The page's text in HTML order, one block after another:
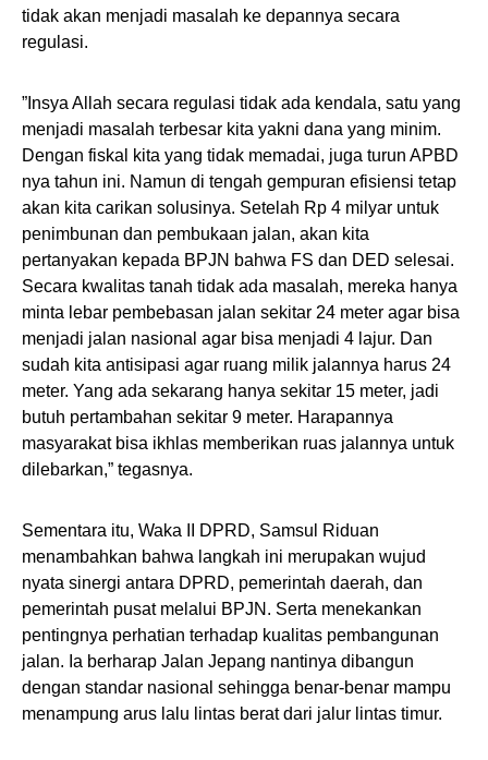
tidak akan menjadi masalah ke depannya secara
regulasi.
”Insya Allah secara regulasi tidak ada kendala, satu yang
menjadi masalah terbesar kita yakni dana yang minim.
Dengan fiskal kita yang tidak memadai, juga turun APBD
nya tahun ini. Namun di tengah gempuran efisiensi tetap
akan kita carikan solusinya. Setelah Rp 4 milyar untuk
penimbunan dan pembukaan jalan, akan kita
pertanyakan kepada BPJN bahwa FS dan DED selesai.
Secara kwalitas tanah tidak ada masalah, mereka hanya
minta lebar pembebasan jalan sekitar 24 meter agar bisa
menjadi jalan nasional agar bisa menjadi 4 lajur. Dan
sudah kita antisipasi agar ruang milik jalannya harus 24
meter. Yang ada sekarang hanya sekitar 15 meter, jadi
butuh pertambahan sekitar 9 meter. Harapannya
masyarakat bisa ikhlas memberikan ruas jalannya untuk
dilebarkan,” tegasnya.
Sementara itu, Waka II DPRD, Samsul Riduan
menambahkan bahwa langkah ini merupakan wujud
nyata sinergi antara DPRD, pemerintah daerah, dan
pemerintah pusat melalui BPJN. Serta menekankan
pentingnya perhatian terhadap kualitas pembangunan
jalan. Ia berharap Jalan Jepang nantinya dibangun
dengan standar nasional sehingga benar-benar mampu
menampung arus lalu lintas berat dari jalur lintas timur.